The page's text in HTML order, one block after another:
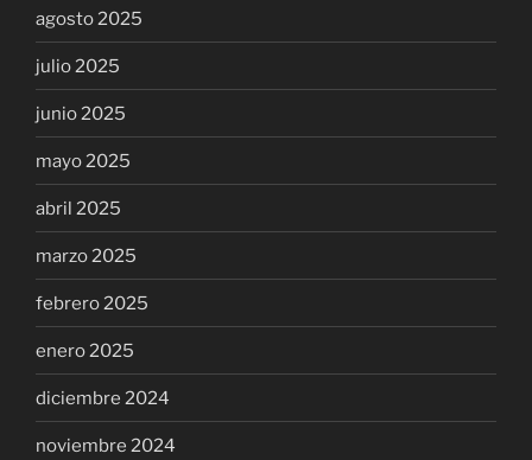
agosto 2025
julio 2025
junio 2025
mayo 2025
abril 2025
marzo 2025
febrero 2025
enero 2025
diciembre 2024
noviembre 2024